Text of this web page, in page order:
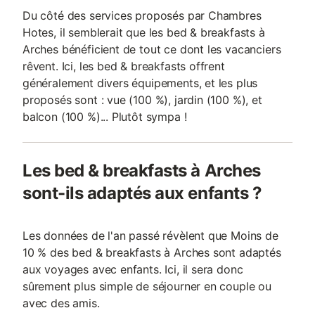
Du côté des services proposés par Chambres
Hotes, il semblerait que les bed & breakfasts à
Arches bénéficient de tout ce dont les vacanciers
rêvent. Ici, les bed & breakfasts offrent
généralement divers équipements, et les plus
proposés sont : vue (100 %), jardin (100 %), et
balcon (100 %)... Plutôt sympa !
Les bed & breakfasts à Arches
sont-ils adaptés aux enfants ?
Les données de l'an passé révèlent que Moins de
10 % des bed & breakfasts à Arches sont adaptés
aux voyages avec enfants. Ici, il sera donc
sûrement plus simple de séjourner en couple ou
avec des amis.